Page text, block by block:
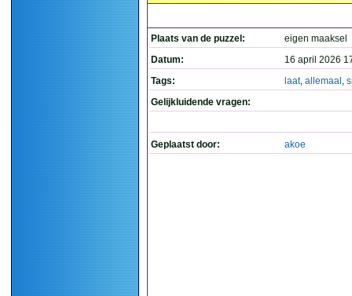
Plaats van de puzzel:
eigen maaksel
Datum:
16 april 2026
Tags:
laat, allemaal ,
Gelijkluidende vragen:
Geplaatst door: akoe